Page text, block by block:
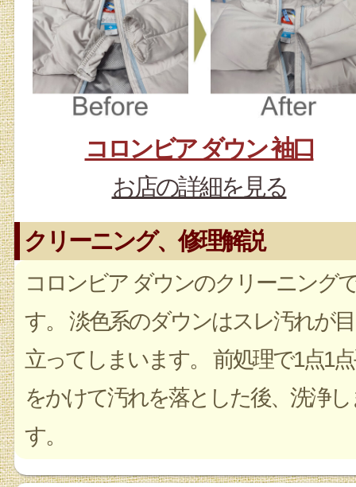
コロンビア ダウン 袖口
お店の詳細を見る
クリーニング、修理解説
コロンビア ダウンのクリーニング
す。 淡色系のダウンはスレ汚れが目
立ってしまいます。 前処理で1点1
をかけて汚れを落とした後、洗浄し
す。